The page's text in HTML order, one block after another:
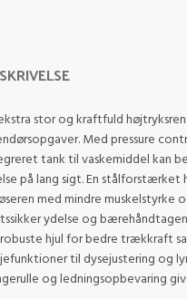
stor og kraftfuld
Med pressure
tank til vaskemiddel kan
på lang sigt. En
med mindre muskelstyrke
ydelse og
hjul for bedre trækkraft
til dysejustering og
og ledningsopbevaring